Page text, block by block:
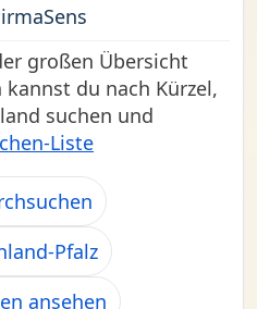
großen Übersicht
du nach Kürzel,
suchen und
Liste
Pfalz
ansehen